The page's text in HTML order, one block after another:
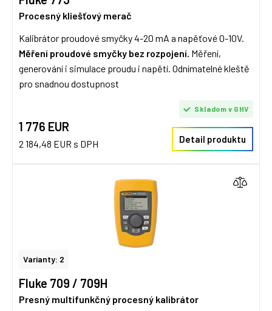
Procesný kliešťový merač
Kalibrátor proudové smyčky 4-20 mA a napěťové 0-10V.
Měření proudové smyčky bez rozpojení. Měření,
generování i simulace proudu i napětí. Odnímatelné kleště
pro snadnou dostupnost
1 776 EUR
2 184,48 EUR s DPH
Skladom v GHV
Detail produktu
Varianty: 2
Fluke 709 / 709H
Presný multifunkčný procesný kalibrátor